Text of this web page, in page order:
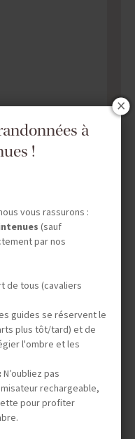
à
!
vous rassurons :
(sauf
par nos
de tous (cavaliers
guides se réservent le
plus tôt/tard) et de
l'ombre et les
N’oubliez pas
rechargeable,
pour profiter